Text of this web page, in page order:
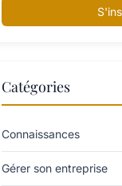
Catégories
Connaissances
Gérer son entreprise